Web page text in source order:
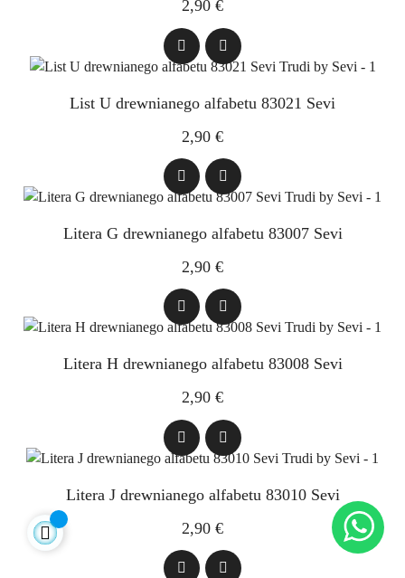
2,90 €
List U drewnianego alfabetu 83021 Sevi
2,90 €
Litera G drewnianego alfabetu 83007 Sevi
2,90 €
Litera H drewnianego alfabetu 83008 Sevi
2,90 €
Litera J drewnianego alfabetu 83010 Sevi
2,90 €